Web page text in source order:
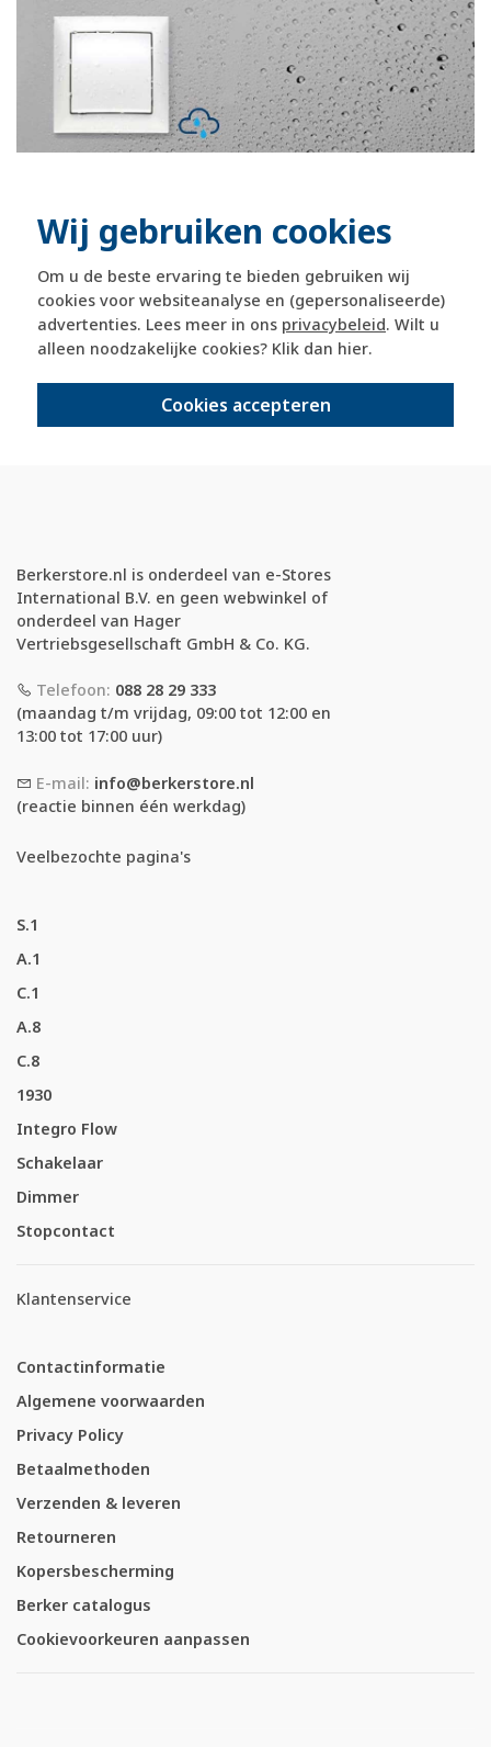
Wij gebruiken cookies
Om u de beste ervaring te bieden gebruiken wij
cookies voor websiteanalyse en (gepersonaliseerde)
advertenties. Lees meer in ons privacybeleid. Wilt u
alleen noodzakelijke cookies? Klik dan hier.
Cookies accepteren
365 dagen retourrecht
veilig kopen met kopersbescherming
voor 21u besteld, morgen in huis*
Berkerstore.nl is onderdeel van e-Stores
International B.V. en geen webwinkel of
onderdeel van Hager
Vertriebsgesellschaft GmbH & Co. KG.
Telefoon: 088 28 29 333
(maandag t/m vrijdag, 09:00 tot 12:00 en
13:00 tot 17:00 uur)
E-mail: info@berkerstore.nl
(reactie binnen één werkdag)
Veelbezochte pagina's
S.1
A.1
C.1
A.8
C.8
1930
Integro Flow
Schakelaar
Dimmer
Stopcontact
Klantenservice
Contactinformatie
Algemene voorwaarden
Privacy Policy
Betaalmethoden
Verzenden & leveren
Retourneren
Kopersbescherming
Berker catalogus
Cookievoorkeuren aanpassen